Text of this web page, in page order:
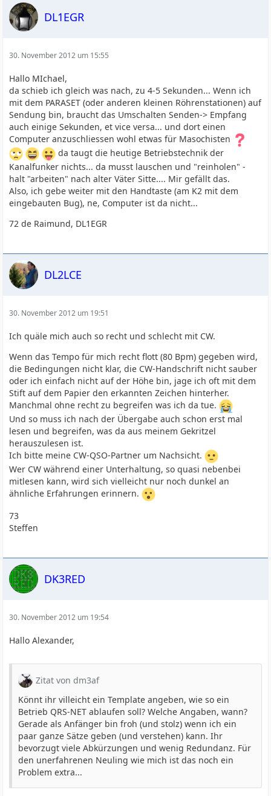
DL1EGR
30. November 2012 um 15:55
Hallo MIchael,
da schieb ich gleich was nach, zu 4-5 Sekunden... Wenn ich
mit dem PARASET (oder anderen kleinen Röhrenstationen) auf
Sendung bin, braucht das Umschalten Senden-> Empfang
auch einige Sekunden, et vice versa... und dort einen
Computer anzuschliessen wohl etwas für Masochisten
da taugt die heutige Betriebstechnik der
Kanalfunker nichts... da musst lauschen und "reinholen" -
halt "arbeiten" nach alter Väter Sitte.... Mir gefällt das.
Also, ich gebe weiter mit den Handtaste (am K2 mit dem
eingebauten Bug), ne, Computer ist da nicht...
72 de Raimund, DL1EGR
DL2LCE
30. November 2012 um 19:51
Ich quäle mich auch so recht und schlecht mit CW.
Wenn das Tempo für mich recht flott (80 Bpm) gegeben wird,
die Bedingungen nicht klar, die CW-Handschrift nicht sauber
oder ich einfach nicht auf der Höhe bin, jage ich oft mit dem
Stift auf dem Papier den erkannten Zeichen hinterher.
Manchmal ohne recht zu begreifen was ich da tue.
Und so muss ich nach der Übergabe auch schon erst mal
lesen und begreifen, was da aus meinem Gekritzel
herauszulesen ist.
Ich bitte meine CW-QSO-Partner um Nachsicht.
Wer CW während einer Unterhaltung, so quasi nebenbei
mitlesen kann, wird sich vielleicht nur noch dunkel an
ähnliche Erfahrungen erinnern.
73
Steffen
DK3RED
30. November 2012 um 19:54
Hallo Alexander,
Zitat von dm3af
Könnt ihr villeicht ein Template angeben, wie so ein
Betrieb QRS-NET ablaufen soll? Welche Angaben, wann?
Gerade als Anfänger bin froh (und stolz) wenn ich ein
paar ganze Sätze geben (und verstehen) kann. Ihr
bevorzugt viele Abkürzungen und wenig Redundanz. Für
den unerfahrenen Neuling wie mich ist das noch ein
Problem extra...